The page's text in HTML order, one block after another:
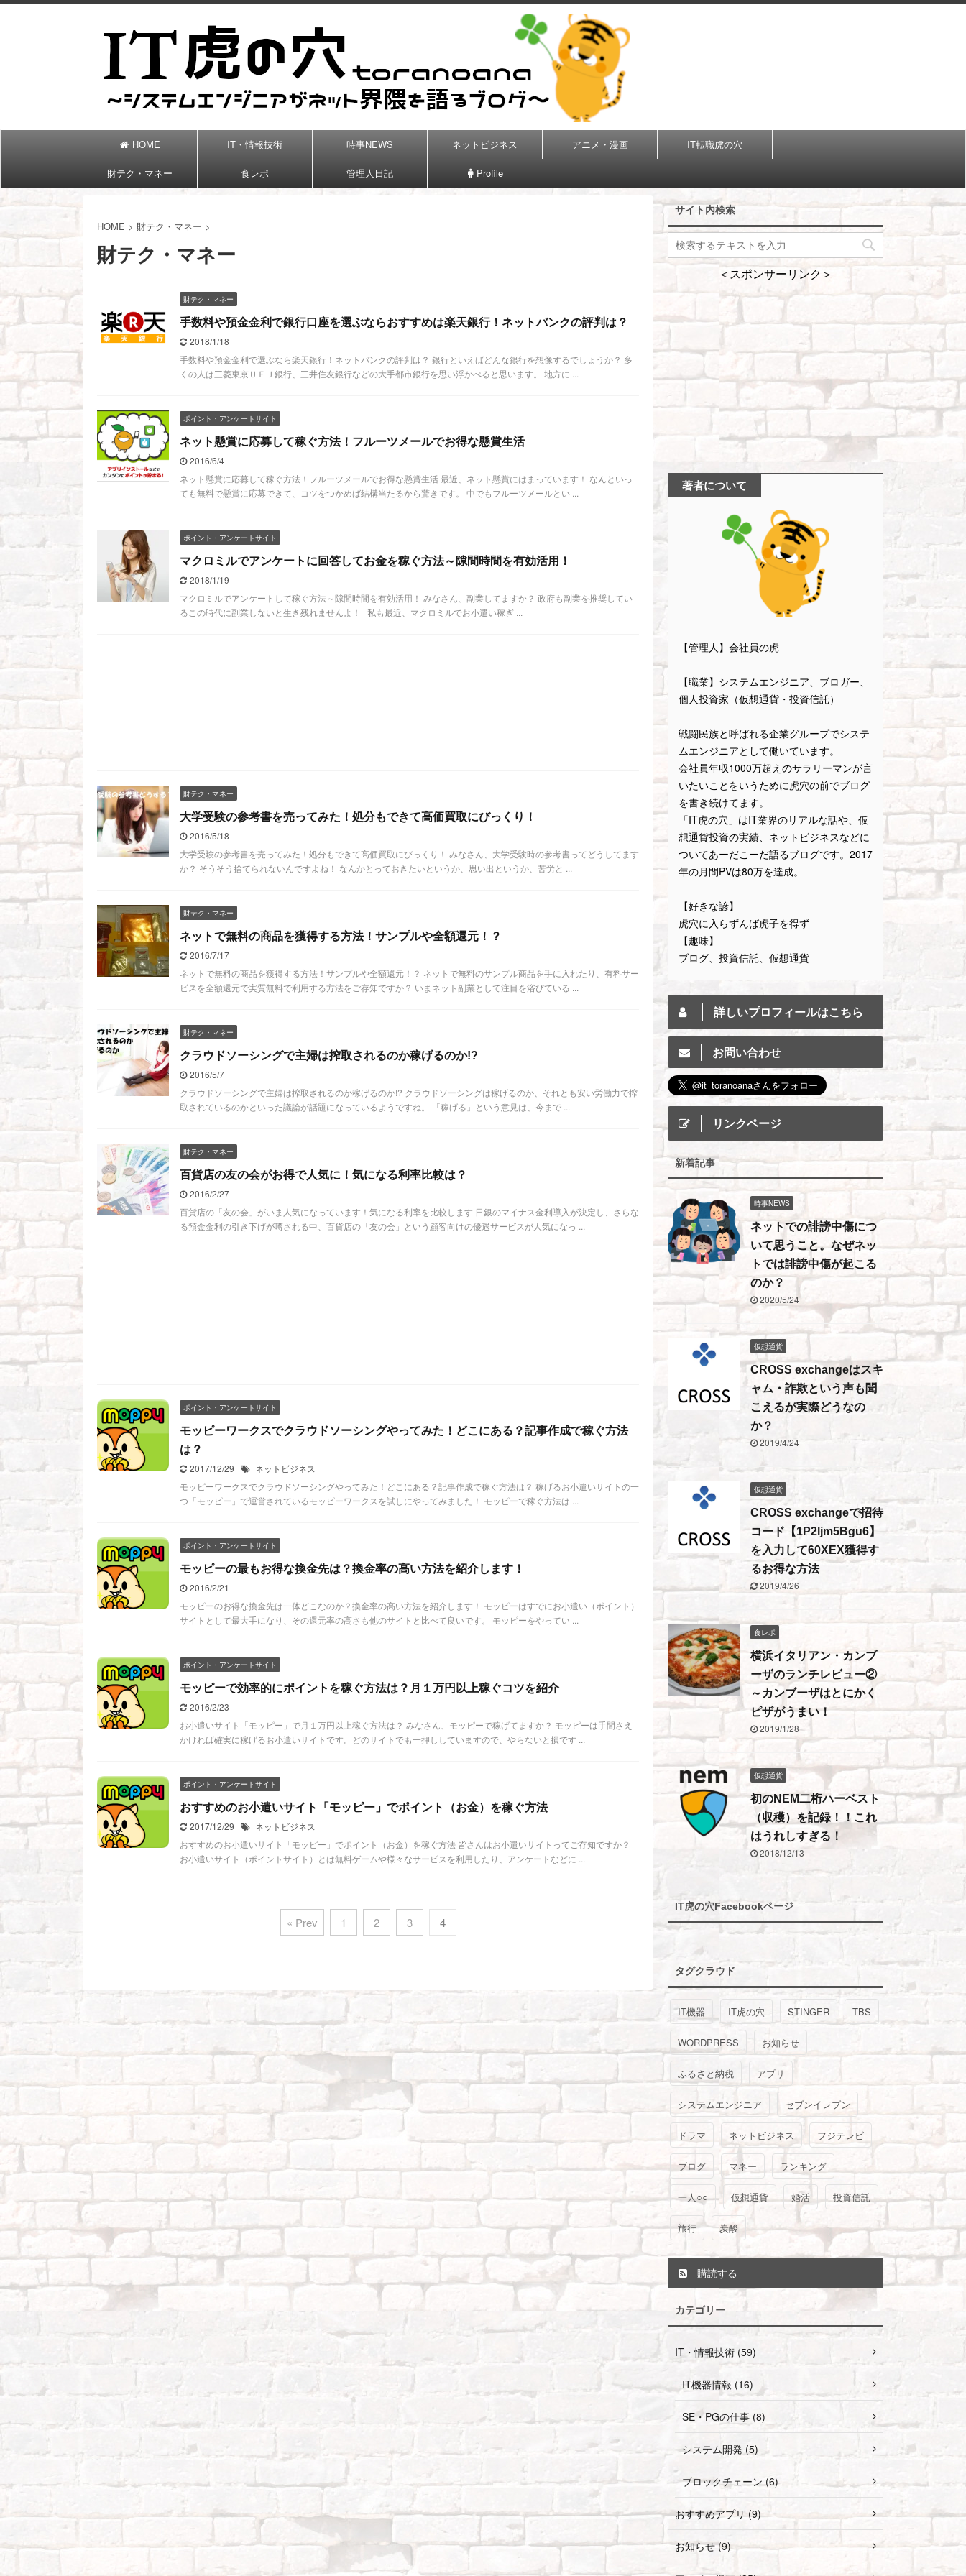
HOME IT・情報技術 時事NEWS ネットビジネス アニメ・漫画 IT転職虎の穴
財テク・マネー 食レポ 管理人日記 Profile
HOME > 財テク・マネー >
財テク・マネー
財テク・マネー
手数料や預金金利で銀行口座を選ぶならおすすめは楽天銀行！ネットバンクの評判は？
2018/1/18
手数料や預金金利で選ぶなら楽天銀行！ネットバンクの評判は？ 銀行といえばどんな銀行を想像するでしょうか？ 多
くの人は三菱東京ＵＦＪ銀行、三井住友銀行などの大手都市銀行を思い浮かべると思います。 地方に ...
ポイント・アンケートサイト
ネット懸賞に応募して稼ぐ方法！フルーツメールでお得な懸賞生活
2016/6/4
ネット懸賞に応募して稼ぐ方法！フルーツメールでお得な懸賞生活 最近、ネット懸賞にはまっています！ なんといっ
ても無料で懸賞に応募できて、コツをつかめば結構当たるから驚きです。 中でもフルーツメールとい ...
ポイント・アンケートサイト
マクロミルでアンケートに回答してお金を稼ぐ方法～隙間時間を有効活用！
2018/1/19
マクロミルでアンケートして稼ぐ方法～隙間時間を有効活用！ みなさん、副業してますか？ 政府も副業を推奨してい
るこの時代に副業しないと生き残れませんよ！ 私も最近、マクロミルでお小遣い稼ぎ ...
財テク・マネー
大学受験の参考書を売ってみた！処分もできて高価買取にびっくり！
2016/5/18
大学受験の参考書を売ってみた！処分もできて高価買取にびっくり！ みなさん、大学受験時の参考書ってどうしてます
か？ そうそう捨てられないんですよね！ なんかとっておきたいというか、思い出というか、苦労と ...
財テク・マネー
ネットで無料の商品を獲得する方法！サンプルや全額還元！？
2016/7/17
ネットで無料の商品を獲得する方法！サンプルや全額還元！？ ネットで無料のサンプル商品を手に入れたり、有料サー
ビスを全額還元で実質無料で利用する方法をご存知ですか？ いまネット副業として注目を浴びている ...
財テク・マネー
クラウドソーシングで主婦は搾取されるのか稼げるのか!?
2016/5/7
クラウドソーシングで主婦は搾取されるのか稼げるのか!? クラウドソーシングは稼げるのか、それとも安い労働力で搾
取されているのかといった議論が話題になっているようですね。 「稼げる」という意見は、今まで ...
財テク・マネー
百貨店の友の会がお得で人気に！気になる利率比較は？
2016/2/27
百貨店の「友の会」がいま人気になっています！気になる利率を比較します 日銀のマイナス金利導入が決定し、さらな
る預金金利の引き下げが噂される中、百貨店の「友の会」という顧客向けの優遇サービスが人気になっ ...
ポイント・アンケートサイト
モッピーワークスでクラウドソーシングやってみた！どこにある？記事作成で稼ぐ方法
は？
2017/12/29
ネットビジネス
モッピーワークスでクラウドソーシングやってみた！どこにある？記事作成で稼ぐ方法は？ 稼げるお小遣いサイトの一
つ「モッピー」で運営されているモッピーワークスを試しにやってみました！ モッピーで稼ぐ方法は ...
ポイント・アンケートサイト
モッピーの最もお得な換金先は？換金率の高い方法を紹介します！
2016/2/21
モッピーのお得な換金先は一体どこなのか？換金率の高い方法を紹介します！ モッピーはすでにお小遣い（ポイント）
サイトとして最大手になり、その還元率の高さも他のサイトと比べて良いです。 モッピーをやってい ...
ポイント・アンケートサイト
モッピーで効率的にポイントを稼ぐ方法は？月１万円以上稼ぐコツを紹介
2016/2/23
お小遣いサイト「モッピー」で月１万円以上稼ぐ方法は？ みなさん、モッピーで稼げてますか？ モッピーは手間さえ
かければ確実に稼げるお小遣いサイトです。どのサイトでも一押ししていますので、やらないと損です ...
ポイント・アンケートサイト
おすすめのお小遣いサイト「モッピー」でポイント（お金）を稼ぐ方法
2017/12/29
ネットビジネス
おすすめのお小遣いサイト「モッピー」でポイント（お金）を稼ぐ方法 皆さんはお小遣いサイトってご存知ですか？
お小遣いサイト（ポイントサイト）とは無料ゲームや様々なサービスを利用したり、アンケートなどに ...
« Prev 1 2 3 4
サイト内検索
＜スポンサーリンク＞
著者について
【管理人】会社員の虎
【職業】システムエンジニア、ブロガー、
個人投資家（仮想通貨・投資信託）
戦闘民族と呼ばれる企業グループでシステ
ムエンジニアとして働いています。
会社員年収1000万超えのサラリーマンが言
いたいことをいうために虎穴の前でブログ
を書き続けてます。
「IT虎の穴」はIT業界のリアルな話や、仮
想通貨投資の実績、ネットビジネスなどに
ついてあーだこーだ語るブログです。2017
年の月間PVは80万を達成。
【好きな諺】
虎穴に入らずんば虎子を得ず
【趣味】
ブログ、投資信託、仮想通貨
詳しいプロフィールはこちら
お問い合わせ
リンクページ
新着記事
時事NEWS
ネットでの誹謗中傷につ
いて思うこと。なぜネッ
トでは誹謗中傷が起こる
のか？
2020/5/24
仮想通貨
CROSS exchangeはスキ
ャム・詐欺という声も聞
こえるが実際どうなの
か？
2019/4/24
仮想通貨
CROSS exchangeで招待
コード【1P2ljm5Bgu6】
を入力して60XEX獲得す
るお得な方法
2019/4/26
食レポ
横浜イタリアン・カンブ
ーザのランチレビュー②
～カンブーザはとにかく
ピザがうまい！
2019/1/28
仮想通貨
初のNEM二桁ハーベスト
（収穫）を記録！！これ
はうれしすぎる！
2018/12/13
IT虎の穴Facebookページ
タグクラウド
IT機器 IT虎の穴 STINGER TBS
WORDPRESS お知らせ
ふるさと納税 アプリ
システムエンジニア セブンイレブン
ドラマ ネットビジネス フジテレビ
ブログ マネー ランキング
一人○○ 仮想通貨 婚活 投資信託
旅行 炭酸
購読する
カテゴリー
IT・情報技術 (59)
IT機器情報 (16)
SE・PGの仕事 (8)
システム開発 (5)
ブロックチェーン (6)
おすすめアプリ (9)
お知らせ (9)